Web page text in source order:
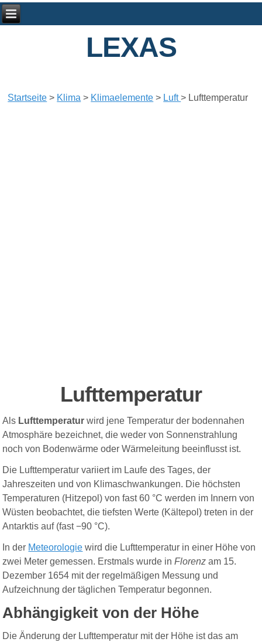
LEXAS
Startseite > Klima > Klimaelemente > Luft> Lufttemperatur
Lufttemperatur
Als Lufttemperatur wird jene Temperatur der bodennahen
Atmosphäre bezeichnet, die weder von Sonnenstrahlung
noch von Bodenwärme oder Wärmeleitung beeinflusst ist.
Die Lufttemperatur variiert im Laufe des Tages, der
Jahreszeiten und von Klimaschwankungen. Die höchsten
Temperaturen (Hitzepol) von fast 60 °C werden im Innern von
Wüsten beobachtet, die tiefsten Werte (Kältepol) treten in der
Antarktis auf (fast −90 °C).
In der Meteorologie wird die Lufttemperatur in einer Höhe von
zwei Meter gemessen. Erstmals wurde inFlorenz am 15.
Dezember 1654 mit der regelmäßigen Messung und
Aufzeichnung der täglichen Temperatur begonnen.
Abhängigkeit von der Höhe
Die Änderung der Lufttemperatur mit der Höhe ist das am